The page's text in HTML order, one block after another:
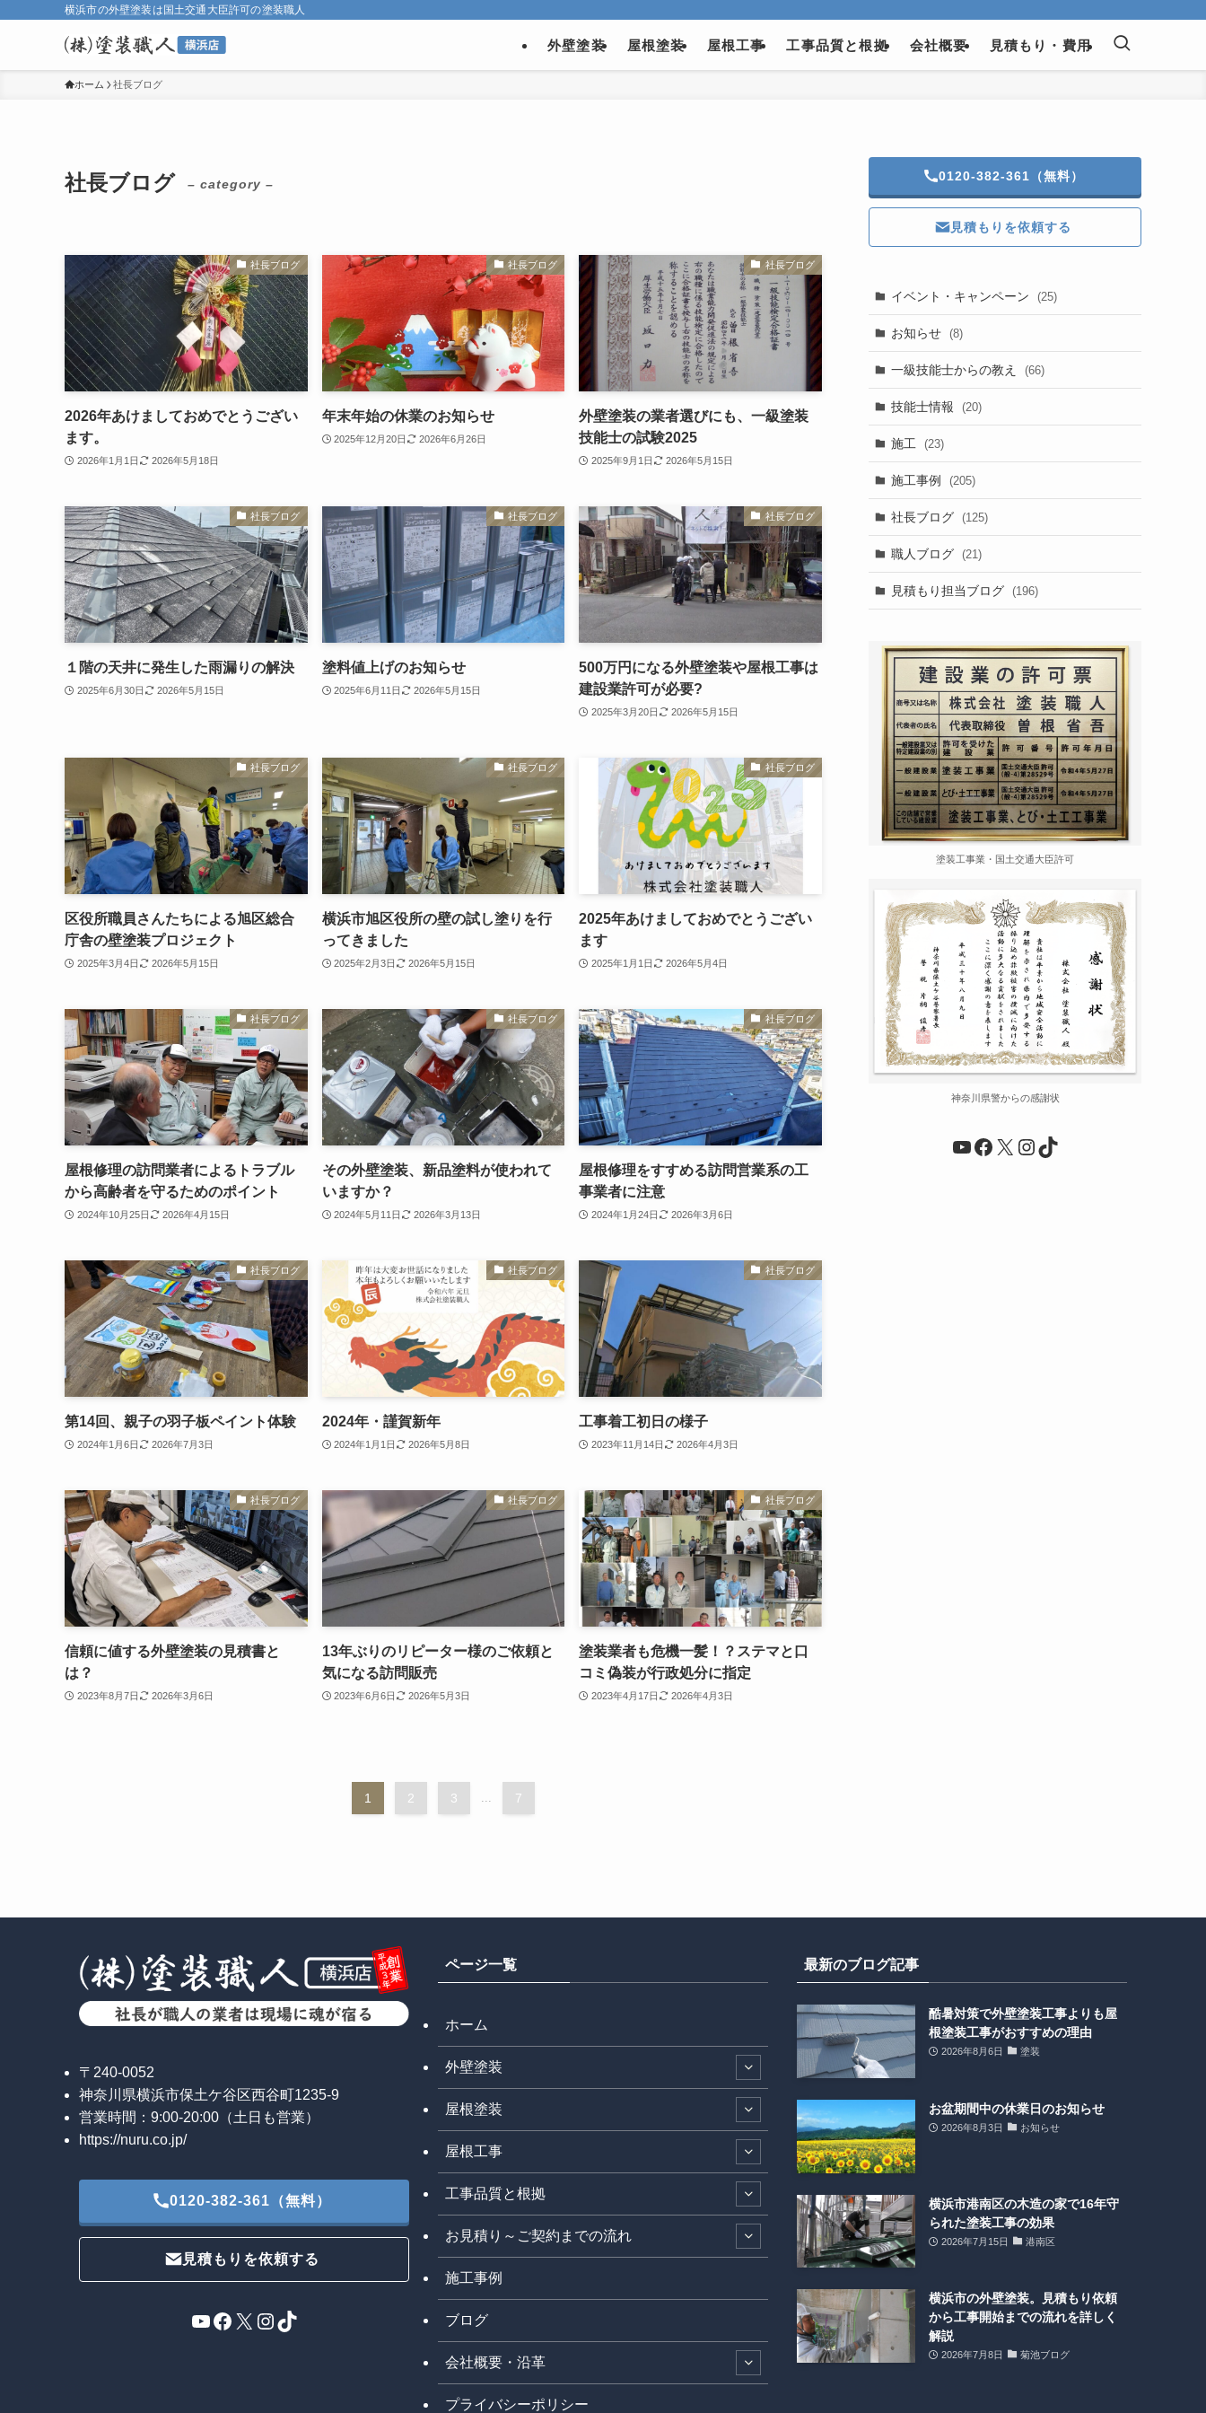
横浜市の外壁塗装は国土交通大臣許可の塗装職人
外壁塗装 屋根塗装 屋根工事 工事品質と根拠 会社概要 見積もり・費用
ホーム 社長ブログ
社長ブログ – category –
社長ブログ
2026年あけましておめでとうござい
ます。
2026年1月1日 2026年5月18日
社長ブログ
年末年始の休業のお知らせ
2025年12月20日 2026年6月26日
社長ブログ
外壁塗装の業者選びにも、一級塗装
技能士の試験2025
2025年9月1日 2026年5月15日
社長ブログ
１階の天井に発生した雨漏りの解決
2025年6月30日 2026年5月15日
社長ブログ
塗料値上げのお知らせ
2025年6月11日 2026年5月15日
社長ブログ
500万円になる外壁塗装や屋根工事は
建設業許可が必要?
2025年3月20日 2026年5月15日
社長ブログ
区役所職員さんたちによる旭区総合
庁舎の壁塗装プロジェクト
2025年3月4日 2026年5月15日
社長ブログ
横浜市旭区役所の壁の試し塗りを行
ってきました
2025年2月3日 2026年5月15日
社長ブログ
2025年あけましておめでとうござい
ます
2025年1月1日 2026年5月4日
社長ブログ
屋根修理の訪問業者によるトラブル
から高齢者を守るためのポイント
2024年10月25日 2026年4月15日
社長ブログ
その外壁塗装、新品塗料が使われて
いますか？
2024年5月11日 2026年3月13日
社長ブログ
屋根修理をすすめる訪問営業系の工
事業者に注意
2024年1月24日 2026年3月6日
社長ブログ
第14回、親子の羽子板ペイント体験
2024年1月6日 2026年7月3日
社長ブログ
2024年・謹賀新年
2024年1月1日 2026年5月8日
社長ブログ
工事着工初日の様子
2023年11月14日 2026年4月3日
社長ブログ
信頼に値する外壁塗装の見積書と
は？
2023年8月7日 2026年3月6日
社長ブログ
13年ぶりのリピーター様のご依頼と
気になる訪問販売
2023年6月6日 2026年5月3日
社長ブログ
塗装業者も危機一髪！？ステマと口
コミ偽装が行政処分に指定
2023年4月17日 2026年4月3日
1 2 3 7
0120-382-361（無料）
見積もりを依頼する
イベント・キャンペーン (25)
お知らせ (8)
一級技能士からの教え (66)
技能士情報 (20)
施工 (23)
施工事例 (205)
社長ブログ (125)
職人ブログ (21)
見積もり担当ブログ (196)
塗装工事業・国土交通大臣許可
神奈川県警からの感謝状
YouTube
Facebook
X Instagram
TikTok
〒240-0052
神奈川県横浜市保土ケ谷区西谷町1235-9
営業時間：9:00-20:00（土日も営業）
https://nuru.co.jp/
0120-382-361（無料）
見積もりを依頼する
YouTube
Facebook
X Instagram
TikTok
ページ一覧
ホーム
外壁塗装
屋根塗装
屋根工事
工事品質と根拠
お見積り～ご契約までの流れ
施工事例
ブログ
会社概要・沿革
プライバシーポリシー
最新のブログ記事
酷暑対策で外壁塗装工事よりも屋
根塗装工事がおすすめの理由
2026年8月6日 塗装
お盆期間中の休業日のお知らせ
2026年8月3日 お知らせ
横浜市港南区の木造の家で16年守
られた塗装工事の効果
2026年7月15日 港南区
横浜市の外壁塗装。見積もり依頼
から工事開始までの流れを詳しく
解説
2026年7月8日 菊池ブログ